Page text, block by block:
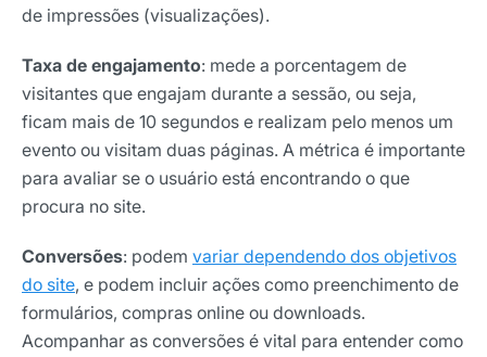
de impressões (visualizações).
Taxa de engajamento: mede a porcentagem de
visitantes que engajam durante a sessão, ou seja,
ficam mais de 10 segundos e realizam pelo menos um
evento ou visitam duas páginas. A métrica é importante
para avaliar se o usuário está encontrando o que
procura no site.
Conversões: podem variar dependendo dos objetivos
do site, e podem incluir ações como preenchimento de
formulários, compras online ou downloads.
Acompanhar as conversões é vital para entender como